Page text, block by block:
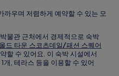
까우며 저렴하게 예약할 수 있는 모
물관 근처에서 경제적으로 숙박
드 타운 스코츠데일/패션 스퀘어
할 수 있어요. 이 숙박 시설에서
개, 테라스 등을 이용할 수 있어